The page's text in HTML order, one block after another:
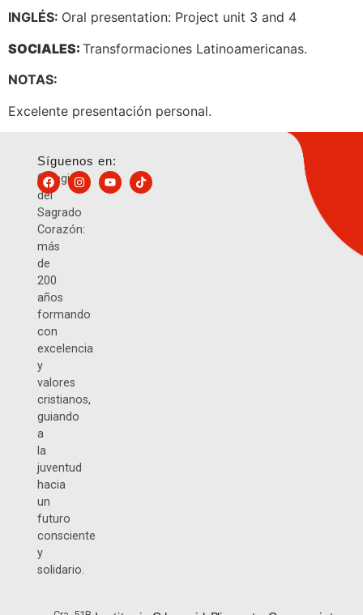
INGLÉS: Oral presentation: Project unit 3 and 4
SOCIALES: Transformaciones Latinoamericanas.
NOTAS:
Excelente presentación personal.
Colegio
del
Sagrado
Corazón:
más
de
200
años
formando
con
excelencia
y
valores
cristianos,
guiando
a
la
juventud
hacia
un
futuro
consciente
y
solidario.
Síguenos en: